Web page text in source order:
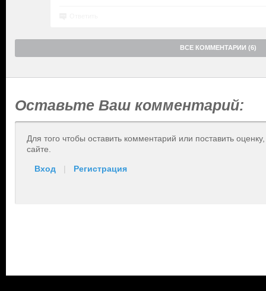
ВСЕ КОММЕНТАРИИ (6)
Оставьте Ваш комментарий:
Для того чтобы оставить комментарий или поставить
сайте.
Вход | Регистрация